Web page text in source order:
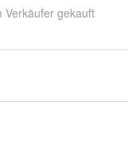
Verkäufer gekauft